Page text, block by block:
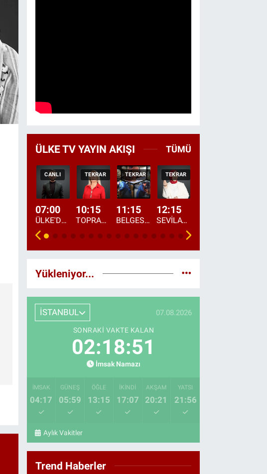
ÜLKE TV YAYIN AKIŞI TÜMÜ
CANLI
07:00
ÜLKE'DE BU SABAH
TEKRAR
10:15
TOPRAKTAN SOFRAYA
TEKRAR
11:15
BELGESEL: "ÜLKE'NİN ALIN TERİ"
TEKRAR
12:15
SEVİLAY SUNGUR İLE ELİMİN BEREKETİ
Yükleniyor...
İSTANBUL 07.08.2026
SONRAKI VAKTE KALAN
02:18:50
İmsak Namazı
İMSAK
04:17
GÜNEŞ
05:59
ÖĞLE
13:15
İKINDI
17:07
AKŞAM
20:21
YATSI
21:56
Aylık Vakitler
Trend Haberler